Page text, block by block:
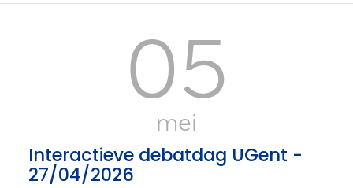
05
mei
Interactieve debatdag UGent -
27/04/2026